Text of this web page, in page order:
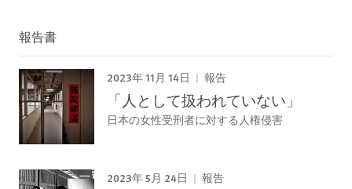
報告書
2023年 11月 14日 報告
「人として扱われていない」
日本の女性受刑者に対する人権侵害
2023年 5月 24日 報告